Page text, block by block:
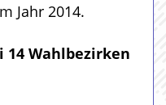
Jahr 2014.
Wahlbezirken